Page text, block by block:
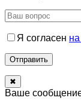
Я согласен
Отправить
✖
Ваше